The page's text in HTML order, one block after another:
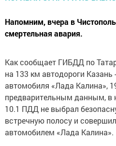
Напомним, вчера в
смертельная авария.
Как сообщает ГИБДД по
на 133 км автодороги Казань
автомобиля «Лада Калина»,
предварительным данным, в
10.1 ПДД не выбрал
встречную полосу и
автомобилем «Лада Калина».